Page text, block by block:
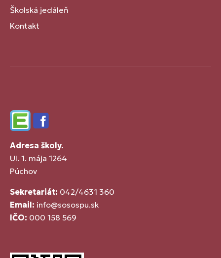
Školská jedáleň
Kontakt
EdupageFacebook
Adresa školy.
Ul. 1. mája 1264
Púchov
Sekretariát: 042/4631 360
Email: info@sosospu.sk
IČO: 000 158 569